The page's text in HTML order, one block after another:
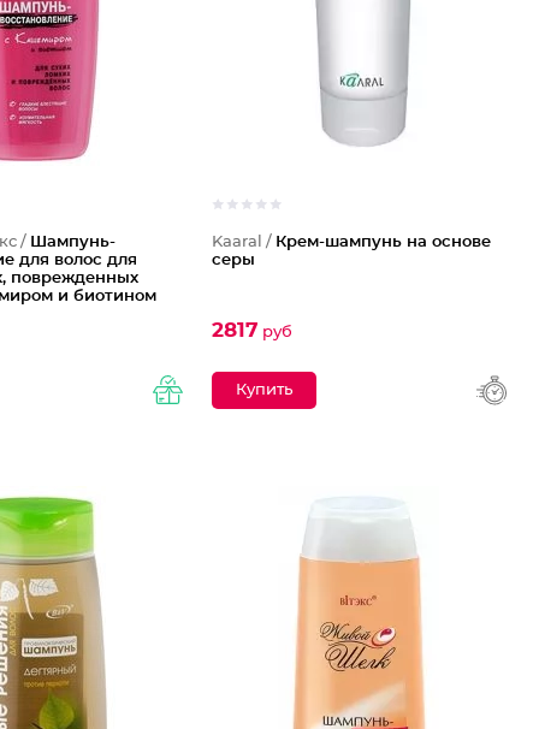
/ Шампунь-
для волос для
поврежденных
и биотином
Kaaral / Крем-шампунь на основе
серы
2817 руб